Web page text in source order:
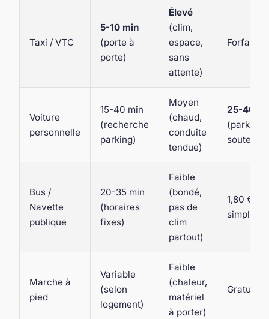
Taxi / VTC
5-10 min
(porte à
porte)
Élevé
(clim,
espace,
sans
attente)
Forfait
Voiture
personnelle
15-40 min
(recherche
parking)
Moyen
(chaud,
conduite
tendue)
25-40 €/
(parking
Bus /
Navette
publique
20-35 min
(horaires
fixes)
Faible
(bondé,
pas de
clim
partout)
1,80 €
simple)
Marche à
pied
Variable
(selon
logement)
Faible
(chaleur,
matériel
à porter)
Gratuit